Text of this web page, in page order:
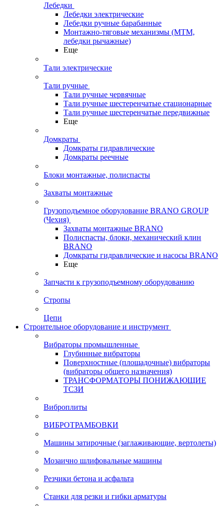
Лебедки
Лебедки электрические
Лебедки ручные барабанные
Монтажно-тяговые механизмы (МТМ,
лебедки рычажные)
Еще
Тали электрические
Тали ручные
Тали ручные червячные
Тали ручные шестеренчатые стационарные
Тали ручные шестеренчатые передвижные
Еще
Домкраты
Домкраты гидравлические
Домкраты реечные
Блоки монтажные, полиспасты
Захваты монтажные
Грузоподъемное оборудование BRANO GROUP
(Чехия)
Захваты монтажные BRANO
Полиспасты, блоки, механический клин
BRANO
Домкраты гидравлические и насосы BRANO
Еще
Запчасти к грузоподъемному оборудованию
Стропы
Цепи
Строительное оборудование и инструмент
Вибраторы промышленные
Глубинные вибраторы
Поверхностные (площадочные) вибраторы
(вибраторы общего назначения)
ТРАНСФОРМАТОРЫ ПОНИЖАЮЩИЕ
ТСЗИ
Виброплиты
ВИБРОТРАМБОВКИ
Машины затирочные (заглаживающие, вертолеты)
Мозаично шлифовальные машины
Резчики бетона и асфальта
Станки для резки и гибки арматуры